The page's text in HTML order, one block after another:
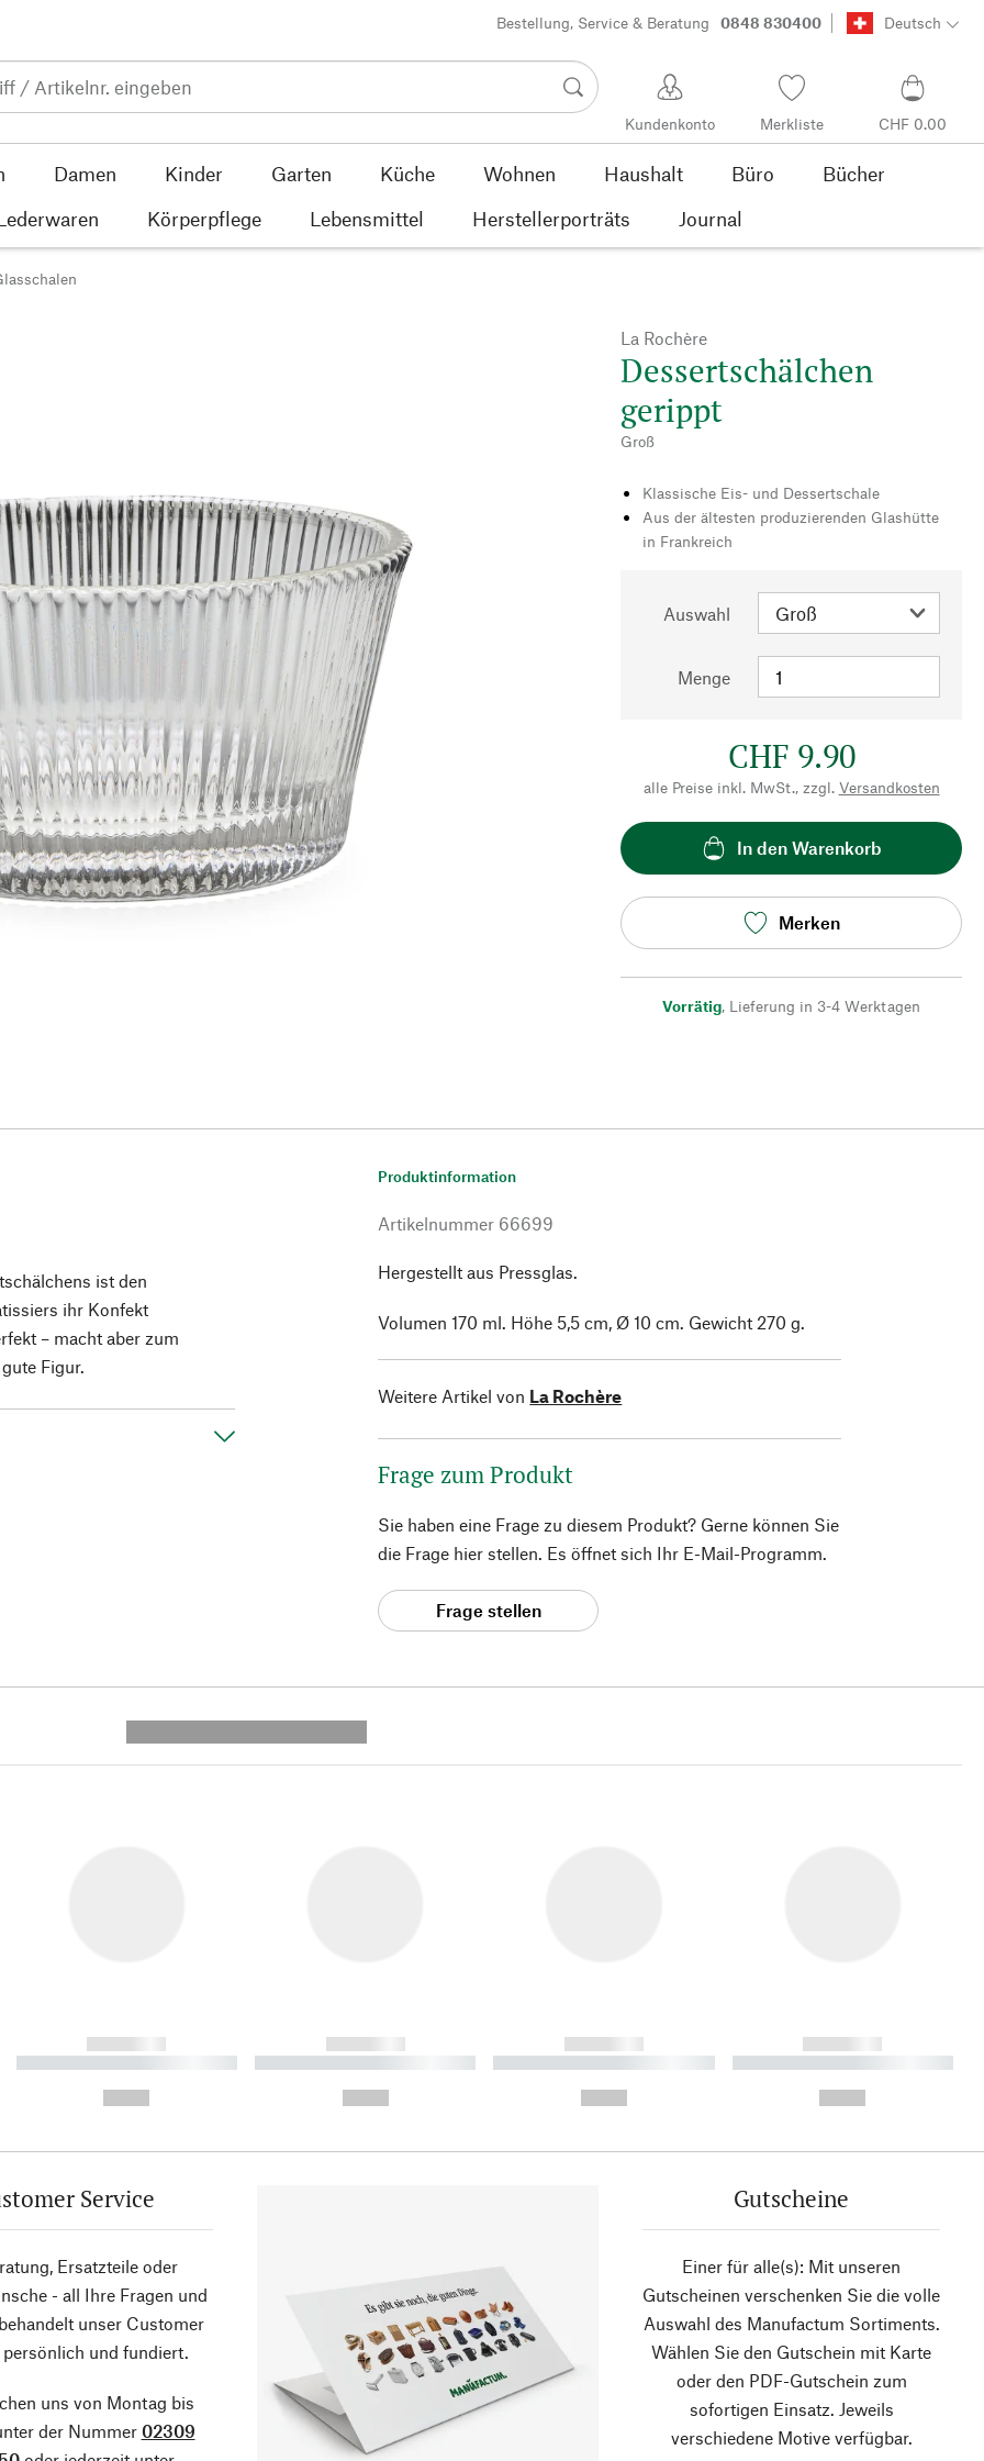
Bestellung, Service & Beratung 0848 830400 Deutsch
Kundenkonto Merkliste CHF 0.00
Damen Kinder Garten Küche Wohnen Haushalt Büro
Bücher
Körperpflege Lebensmittel Herstellerporträts Journal
La Rochère
Dessertschälchen
gerippt
Groß
Klassische Eis- und Dessertschale
Aus der ältesten produzierenden Glashütte
in Frankreich
Auswahl
Menge
CHF 9.90
alle Preise inkl. MwSt., zzgl. Versandkosten
In den Warenkorb
Merken
Vorrätig, Lieferung in 3-4 Werktagen
ist den
ihr Konfekt
– macht aber zum
Figur.
Produktinformation
Artikelnummer 66699
Hergestellt aus Pressglas.
Volumen 170 ml. Höhe 5,5 cm, Ø 10 cm. Gewicht 270 g.
Weitere Artikel von La Rochère
Frage zum Produkt
Sie haben eine Frage zu diesem Produkt? Gerne können Sie
die Frage hier stellen. Es öffnet sich Ihr E-Mail-Programm.
Frage stellen
------------
----------- ----------- ----------
------------
----------- ----------- ----------
------------
----------- ----------- ----------
------------
----------- ----------- ----------
Service
Ersatzteile oder
- all Ihre Fragen und
unser Customer
und fundiert.
uns von Montag bis
der Nummer 02309
Gutscheine
Einer für alle(s): Mit unseren
Gutscheinen verschenken Sie die volle
Auswahl des Manufactum Sortiments.
Wählen Sie den Gutschein mit Karte
oder den PDF-Gutschein zum
sofortigen Einsatz. Jeweils
verschiedene Motive verfügbar.